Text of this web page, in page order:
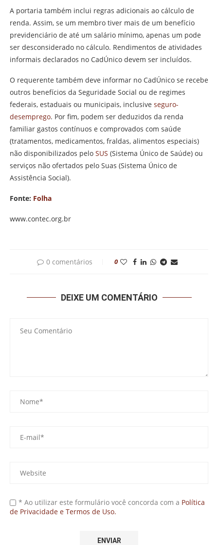
A portaria também inclui regras adicionais ao cálculo de
renda. Assim, se um membro tiver mais de um benefício
previdenciário de até um salário mínimo, apenas um pode
ser desconsiderado no cálculo. Rendimentos de atividades
informais declarados no CadÚnico devem ser incluídos.
O requerente também deve informar no CadÚnico se recebe
outros benefícios da Seguridade Social ou de regimes
federais, estaduais ou municipais, inclusive seguro-
desemprego. Por fim, podem ser deduzidos da renda
familiar gastos contínuos e comprovados com saúde
(tratamentos, medicamentos, fraldas, alimentos especiais)
não disponibilizados pelo SUS (Sistema Único de Saúde) ou
serviços não ofertados pelo Suas (Sistema Único de
Assistência Social).
Fonte: Folha
www.contec.org.br
0 comentários 0
DEIXE UM COMENTÁRIO
* Ao utilizar este formulário você concorda com a Política
de Privacidade e Termos de Uso.